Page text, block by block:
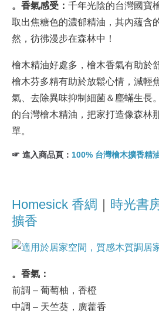
。香氣感受： 千年光陰的台灣國寶
取出焦糖色的濃郁精油，其內蘊含
然，彷彿漫步在森林中！
檜木精油好處多，檜木香氣有助於
檜木芬多精有助於放鬆心情，減輕
氣、去除異味抑制細菌＆塵蟎生長
的台灣檜木精油，把家打造像森林
單。
☞ 進入商品頁： 100% 台灣檜木擴香精
Homesick 香綢 ｜ 時光書
擴香
。香氣：
前調 – 葡萄柚，香橙
中調 – 天竺葵，廣藿香